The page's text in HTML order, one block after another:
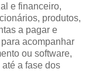
e financeiro,
produtos,
a pagar e
acompanhar
ou software,
a fase dos